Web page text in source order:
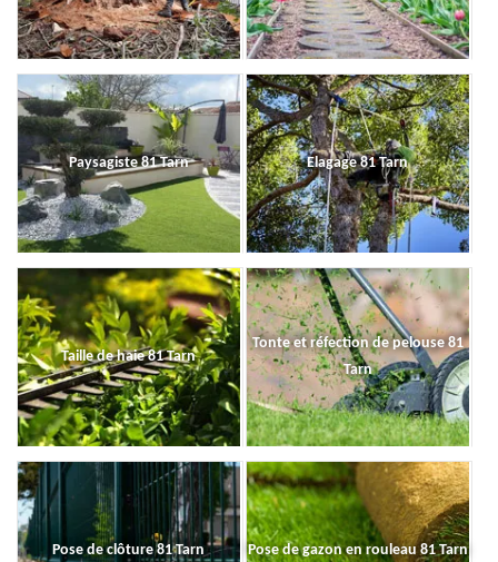
Paysagiste 81 Tarn Elagage 81 Tarn
Taille de haie 81 Tarn
Tonte et réfection de pelouse 81
Tarn
Pose de clôture 81 Tarn Pose de gazon en rouleau 81 Tarn